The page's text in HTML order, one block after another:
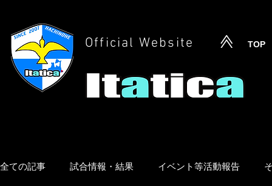
Official Website TOP
全ての記事 試合情報・結果 イベント等活動報告